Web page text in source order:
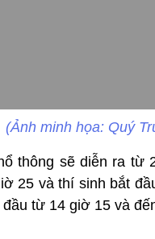
(Ảnh minh họa: Quý
thông sẽ diễn ra từ
25 và thí sinh bắt
từ 14 giờ 15 và